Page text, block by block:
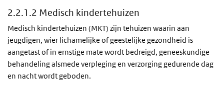
2.2.1.2 Medisch kindertehuizen
Medisch kindertehuizen (MKT) zijn tehuizen waarin aan
jeugdigen, wier lichamelijke of geestelijke gezondheid is
aangetast of in ernstige mate wordt bedreigd, geneeskundige
behandeling alsmede verpleging en verzorging gedurende dag
en nacht wordt geboden.